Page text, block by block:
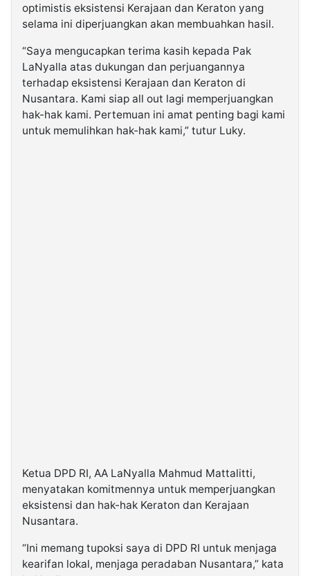
optimistis eksistensi Kerajaan dan Keraton yang
selama ini diperjuangkan akan membuahkan hasil.
“Saya mengucapkan terima kasih kepada Pak
LaNyalla atas dukungan dan perjuangannya
terhadap eksistensi Kerajaan dan Keraton di
Nusantara. Kami siap all out lagi memperjuangkan
hak-hak kami. Pertemuan ini amat penting bagi kami
untuk memulihkan hak-hak kami,” tutur Luky.
Ketua DPD RI, AA LaNyalla Mahmud Mattalitti,
menyatakan komitmennya untuk memperjuangkan
eksistensi dan hak-hak Keraton dan Kerajaan
Nusantara.
“Ini memang tupoksi saya di DPD RI untuk menjaga
kearifan lokal, menjaga peradaban Nusantara,” kata